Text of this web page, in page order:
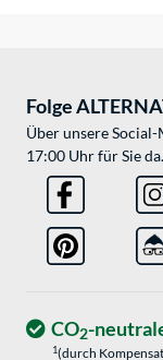
Folge
Über unsere
17:00 Uhr für Sie da.
CO2-
1(durch